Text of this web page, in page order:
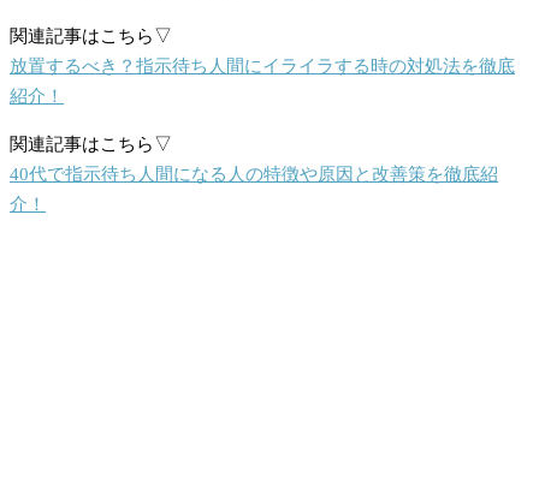
関連記事はこちら▽
放置するべき？指示待ち人間にイライラする時の対処法を徹底
紹介！
関連記事はこちら▽
40代で指示待ち人間になる人の特徴や原因と改善策を徹底紹
介！